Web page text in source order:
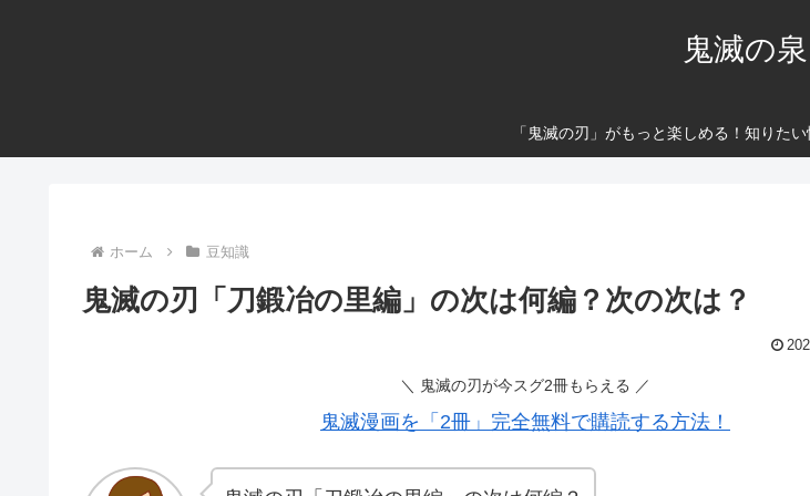
鬼滅の泉
「鬼滅の刃」がもっと楽しめる！知りた
ホーム 豆知識
鬼滅の刃「刀鍛冶の里編」の次は何編？次の次は？
＼ 鬼滅の刃が今スグ2冊もらえる ／
鬼滅漫画を「2冊」完全無料で購読する方法！